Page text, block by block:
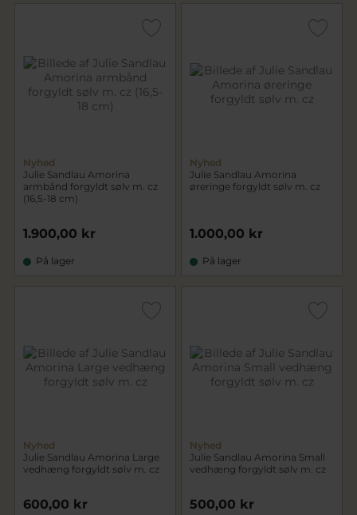
Nyhed
Julie Sandlau Amorina
armbånd forgyldt sølv m. cz
(16,5-18 cm)
1.900,00 kr
På lager
Nyhed
Julie Sandlau Amorina
øreringe forgyldt sølv m. cz
1.000,00 kr
På lager
Nyhed
Julie Sandlau Amorina Large
vedhæng forgyldt sølv m. cz
600,00 kr
Nyhed
Julie Sandlau Amorina Small
vedhæng forgyldt sølv m. cz
500,00 kr